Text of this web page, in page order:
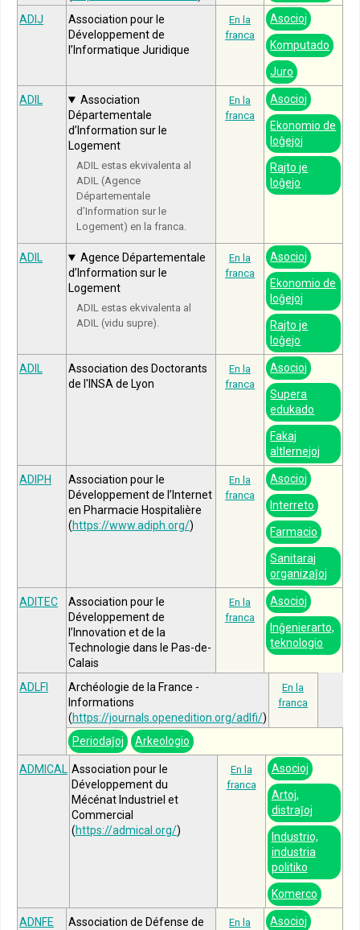
ADIJ
Association pour le
Développement de
l’Informatique Juridique
En la
franca
Asocioj
Komputado
Juro
ADIL
Association
Départementale
d’Information sur le
Logement
ADIL estas ekvivalenta al
ADIL (Agence
Départementale
d’Information sur le
Logement) en la franca.
En la
franca
Asocioj
Ekonomio de
loĝejoj
Rajto je
loĝejo
ADIL
Agence Départementale
d’Information sur le
Logement
ADIL estas ekvivalenta al
ADIL (vidu supre).
En la
franca
Asocioj
Ekonomio de
loĝejoj
Rajto je
loĝejo
ADIL
Association des Doctorants
de l'INSA de Lyon
En la
franca
Asocioj
Supera
edukado
Fakaj
altlernejoj
ADIPH
Association pour le
Développement de l’Internet
en Pharmacie Hospitalière
(https://www.adiph.org/)
En la
franca
Asocioj
Interreto
Farmacio
Sanitaraj
organizaĵoj
ADITEC
Association pour le
Développement de
l’Innovation et de la
Technologie dans le Pas-de-
Calais
En la
franca
Asocioj
Inĝenierarto,
teknologio
ADLFI
Archéologie de la France -
Informations
(https://journals.openedition.org/adlfi/)
En la
franca
Periodaĵoj Arkeologio
ADMICAL Association pour le
Développement du
Mécénat Industriel et
Commercial
(https://admical.org/)
En la
franca
Asocioj
Artoj,
distraĵoj
Industrio,
industria
politiko
Komerco
ADNFE
Association de Défense de
En la
Asocioj